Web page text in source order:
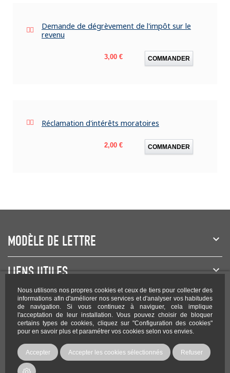
Nous utilisons nos propres cookies et ceux de tiers pour collecter des
informations afin d'améliorer nos services et d'analyser vos habitudes
de navigation. Si vous continuez à naviguer, cela implique
l'acceptation de leur installation. Vous pouvez choisir de bloquer
certains types de cookies, cliquez sur "Configuration des cookies"
pour en savoir plus et paramétrer vos cookies selon vos envies.
Accepter Accepter les cookies sélectionnés Refuser
Demande de dégrèvement de l'impôt sur le
revenu
Prix
3,00 € COMMANDER
Réclamation d'intérêts moratoires
Prix
2,00 € COMMANDER
MODÈLE DE LETTRE
LIENS UTILES
NEWSLETTER